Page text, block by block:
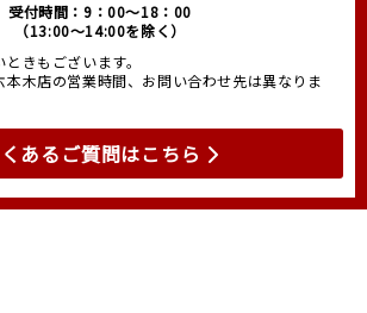
受付時間：9：00～18：00
（13:00～14:00を除く）
きもございます。
木店の営業時間、お問い合わせ先は異なりま
あるご質問はこちら